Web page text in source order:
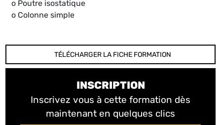
o Poutre isostatique
o Colonne simple
TÉLÉCHARGER LA FICHE FORMATION
INSCRIPTION
Inscrivez vous à cette formation dès
maintenant en quelques clics